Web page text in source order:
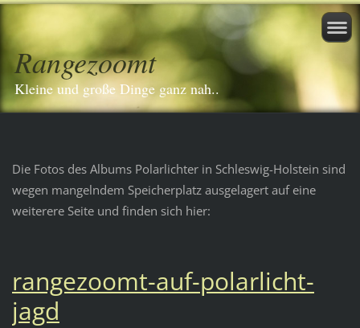
Rangezoomt
Kleine und große Dinge ganz nah..
Die Fotos des Albums Polarlichter in Schleswig-Holstein sind
wegen mangelndem Speicherplatz ausgelagert auf eine
weiterere Seite und finden sich hier:
rangezoomt-auf-polarlicht-
jagd